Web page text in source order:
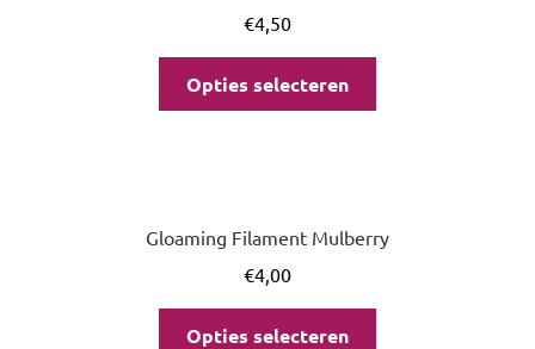
€4,50
Opties selecteren
Gloaming Filament Mulberry
€4,00
Opties selecteren